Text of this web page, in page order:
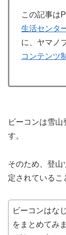
この記事は
生活センタ
に、ヤマノ
コンテンツ
ビーコンは雪
す。
そのため、登山
定されているこ
ビーコンはな
をまとめてみ